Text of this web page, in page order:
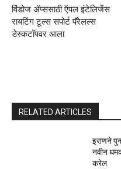
विंडोज ॲप्ससाठी ऍपल इंटेलिजेंस
रायटिंग टूल्स सपोर्ट पॅरेलल्स
डेस्कटॉपवर आला
RELATED ARTICLES
इराणने
नवीन
करेल